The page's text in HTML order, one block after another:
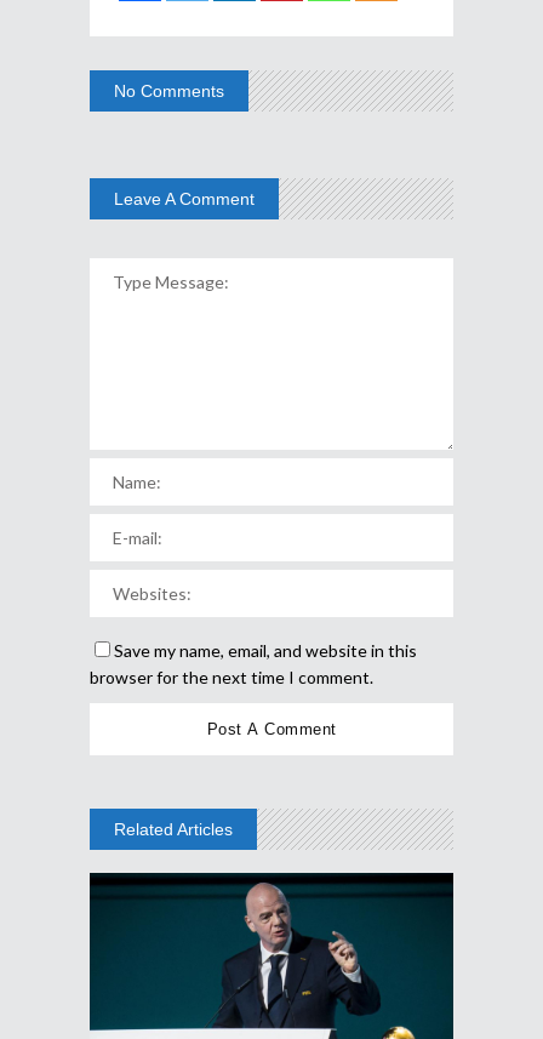
No Comments
Leave A Comment
Save my name, email, and website in this
browser for the next time I comment.
Related Articles